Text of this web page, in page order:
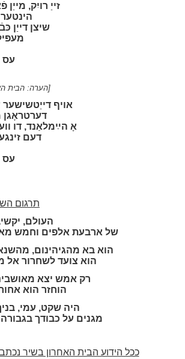
זייַ רויִק,
שיצן דייַן
עס
[הערה: הבית
אויף דייַטשישער
דערטראָגן
אָ הײַמלאַנד, דו
דעם
עס
תרגום
העולם,
של ארבעת אלפים וחמש
הוא בא מהגיהינום,
הוא צועד לשחרור אל
רק אמש יצא
הוחזר הוא
היה שקט, עמי,
מגנים על כבודך
ככל הידוע הבית האחרון בשיר